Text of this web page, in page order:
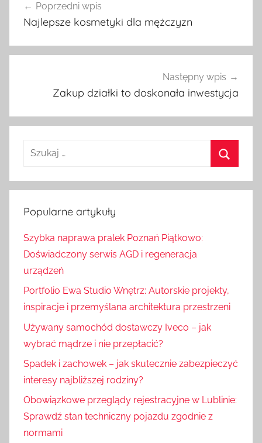
Nawigacja
wpisu
Poprzedni wpis
Najlepsze kosmetyki dla mężczyzn
Następny wpis
Zakup działki to doskonała inwestycja
u
a
z
Popularne artykuły
Szybka naprawa pralek Poznań Piątkowo:
Doświadczony serwis AGD i regeneracja
urządzeń
Portfolio Ewa Studio Wnętrz: Autorskie projekty,
inspiracje i przemyślana architektura przestrzeni
Używany samochód dostawczy Iveco – jak
wybrać mądrze i nie przepłacić?
Spadek i zachowek – jak skutecznie zabezpieczyć
interesy najbliższej rodziny?
Obowiązkowe przeglądy rejestracyjne w Lublinie:
Sprawdź stan techniczny pojazdu zgodnie z
normami